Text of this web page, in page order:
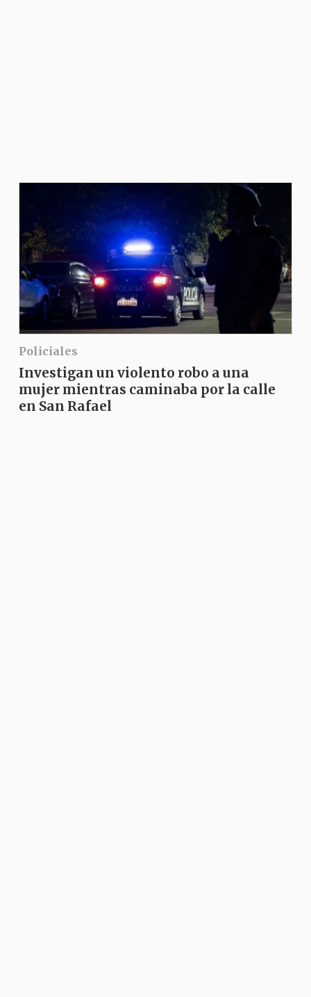
Policiales
Investigan un violento robo a una
mujer mientras caminaba por la calle
en San Rafael